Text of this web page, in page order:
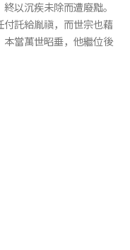
以沉疾未除而遭廢黜。
託給胤禛，而世宗也藉
本當萬世昭垂，他繼位後